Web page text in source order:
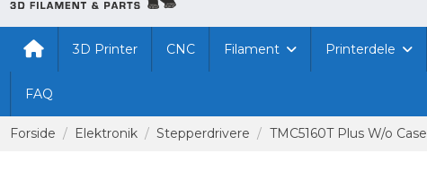
3D Printer CNC Filament Printerdele
FAQ
Forside Elektronik Stepperdrivere TMC5160T Plus W/o Case